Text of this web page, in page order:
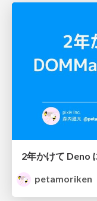
petamoriken